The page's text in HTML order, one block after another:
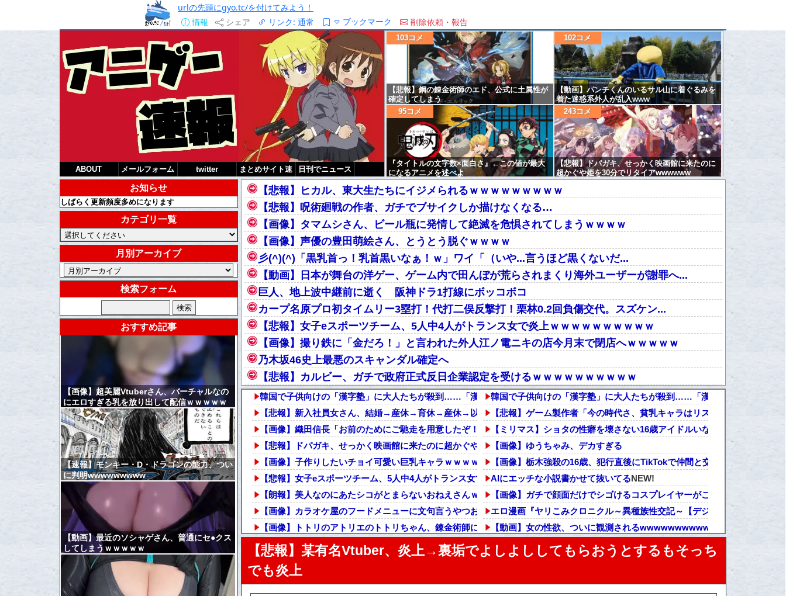
urlの先頭にgyo.tc/を付けてみよう！
情報
シェア リンク: 通常 ブックマーク 削除依頼・報告